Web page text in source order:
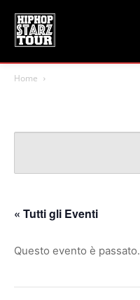
Home
« Tutti gli Eventi
Questo evento è passato.